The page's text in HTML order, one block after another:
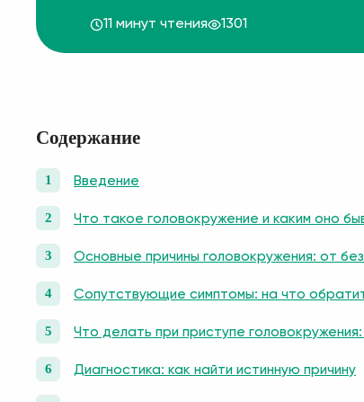
11 минут чтения 1301
Содержание
Введение
Что такое головокружение и каким оно
Основные причины головокружения: от
Сопутствующие симптомы: на что
Что делать при приступе
Диагностика: как найти истинную причину